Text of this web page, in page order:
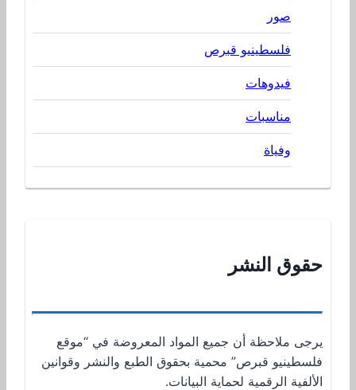
صور
فلسطينيو قبرص
فيدوهات
مناسبات
وفياة
حقوق النشر
يرجى ملاحظة أن جميع المواد المعروضة في “موقع
فلسطينيو قبرص” محمية بحقوق الطبع والنشر وقوانين
الألفية الرقمية لحماية البيانات.